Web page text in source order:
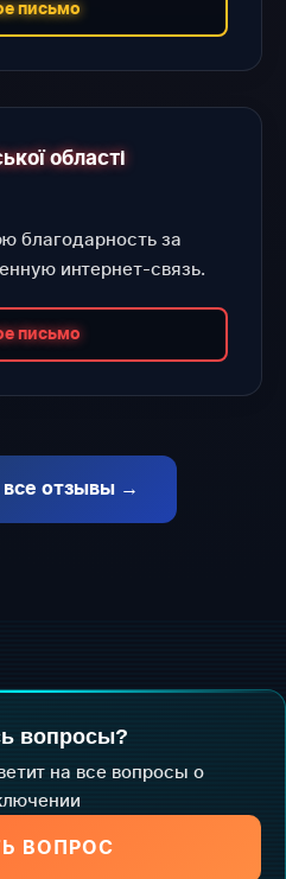
письмо
області
благодарность за
интернет-связь.
письмо
отзывы →
вопросы?
на все вопросы о
ВОПРОС